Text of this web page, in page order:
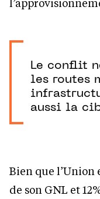
Le conflit
les routes
aussi la
Bien que l’Union
de son GNL et